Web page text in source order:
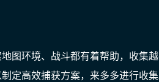
图环境、战斗都有着帮助，收集
定高效捕获方案，来多多进行收集